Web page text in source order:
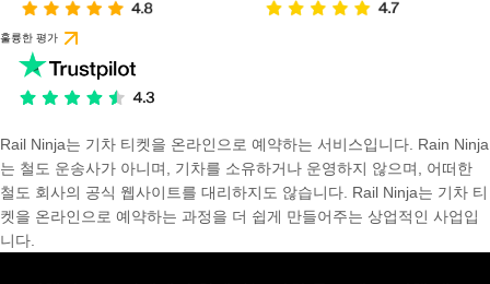
훌륭한 평가
Rail Ninja는 기차 티켓을 온라인으로 예약하는 서비스입니다. Rain Ninja
는 철도 운송사가 아니며, 기차를 소유하거나 운영하지 않으며, 어떠한
철도 회사의 공식 웹사이트를 대리하지도 않습니다. Rail Ninja는 기차 티
켓을 온라인으로 예약하는 과정을 더 쉽게 만들어주는 상업적인 사업입
니다.